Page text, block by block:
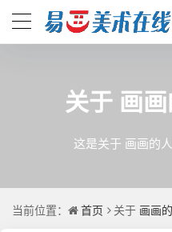
关于 画
这是关于 画画的
当前位置： 首页 关于 画画